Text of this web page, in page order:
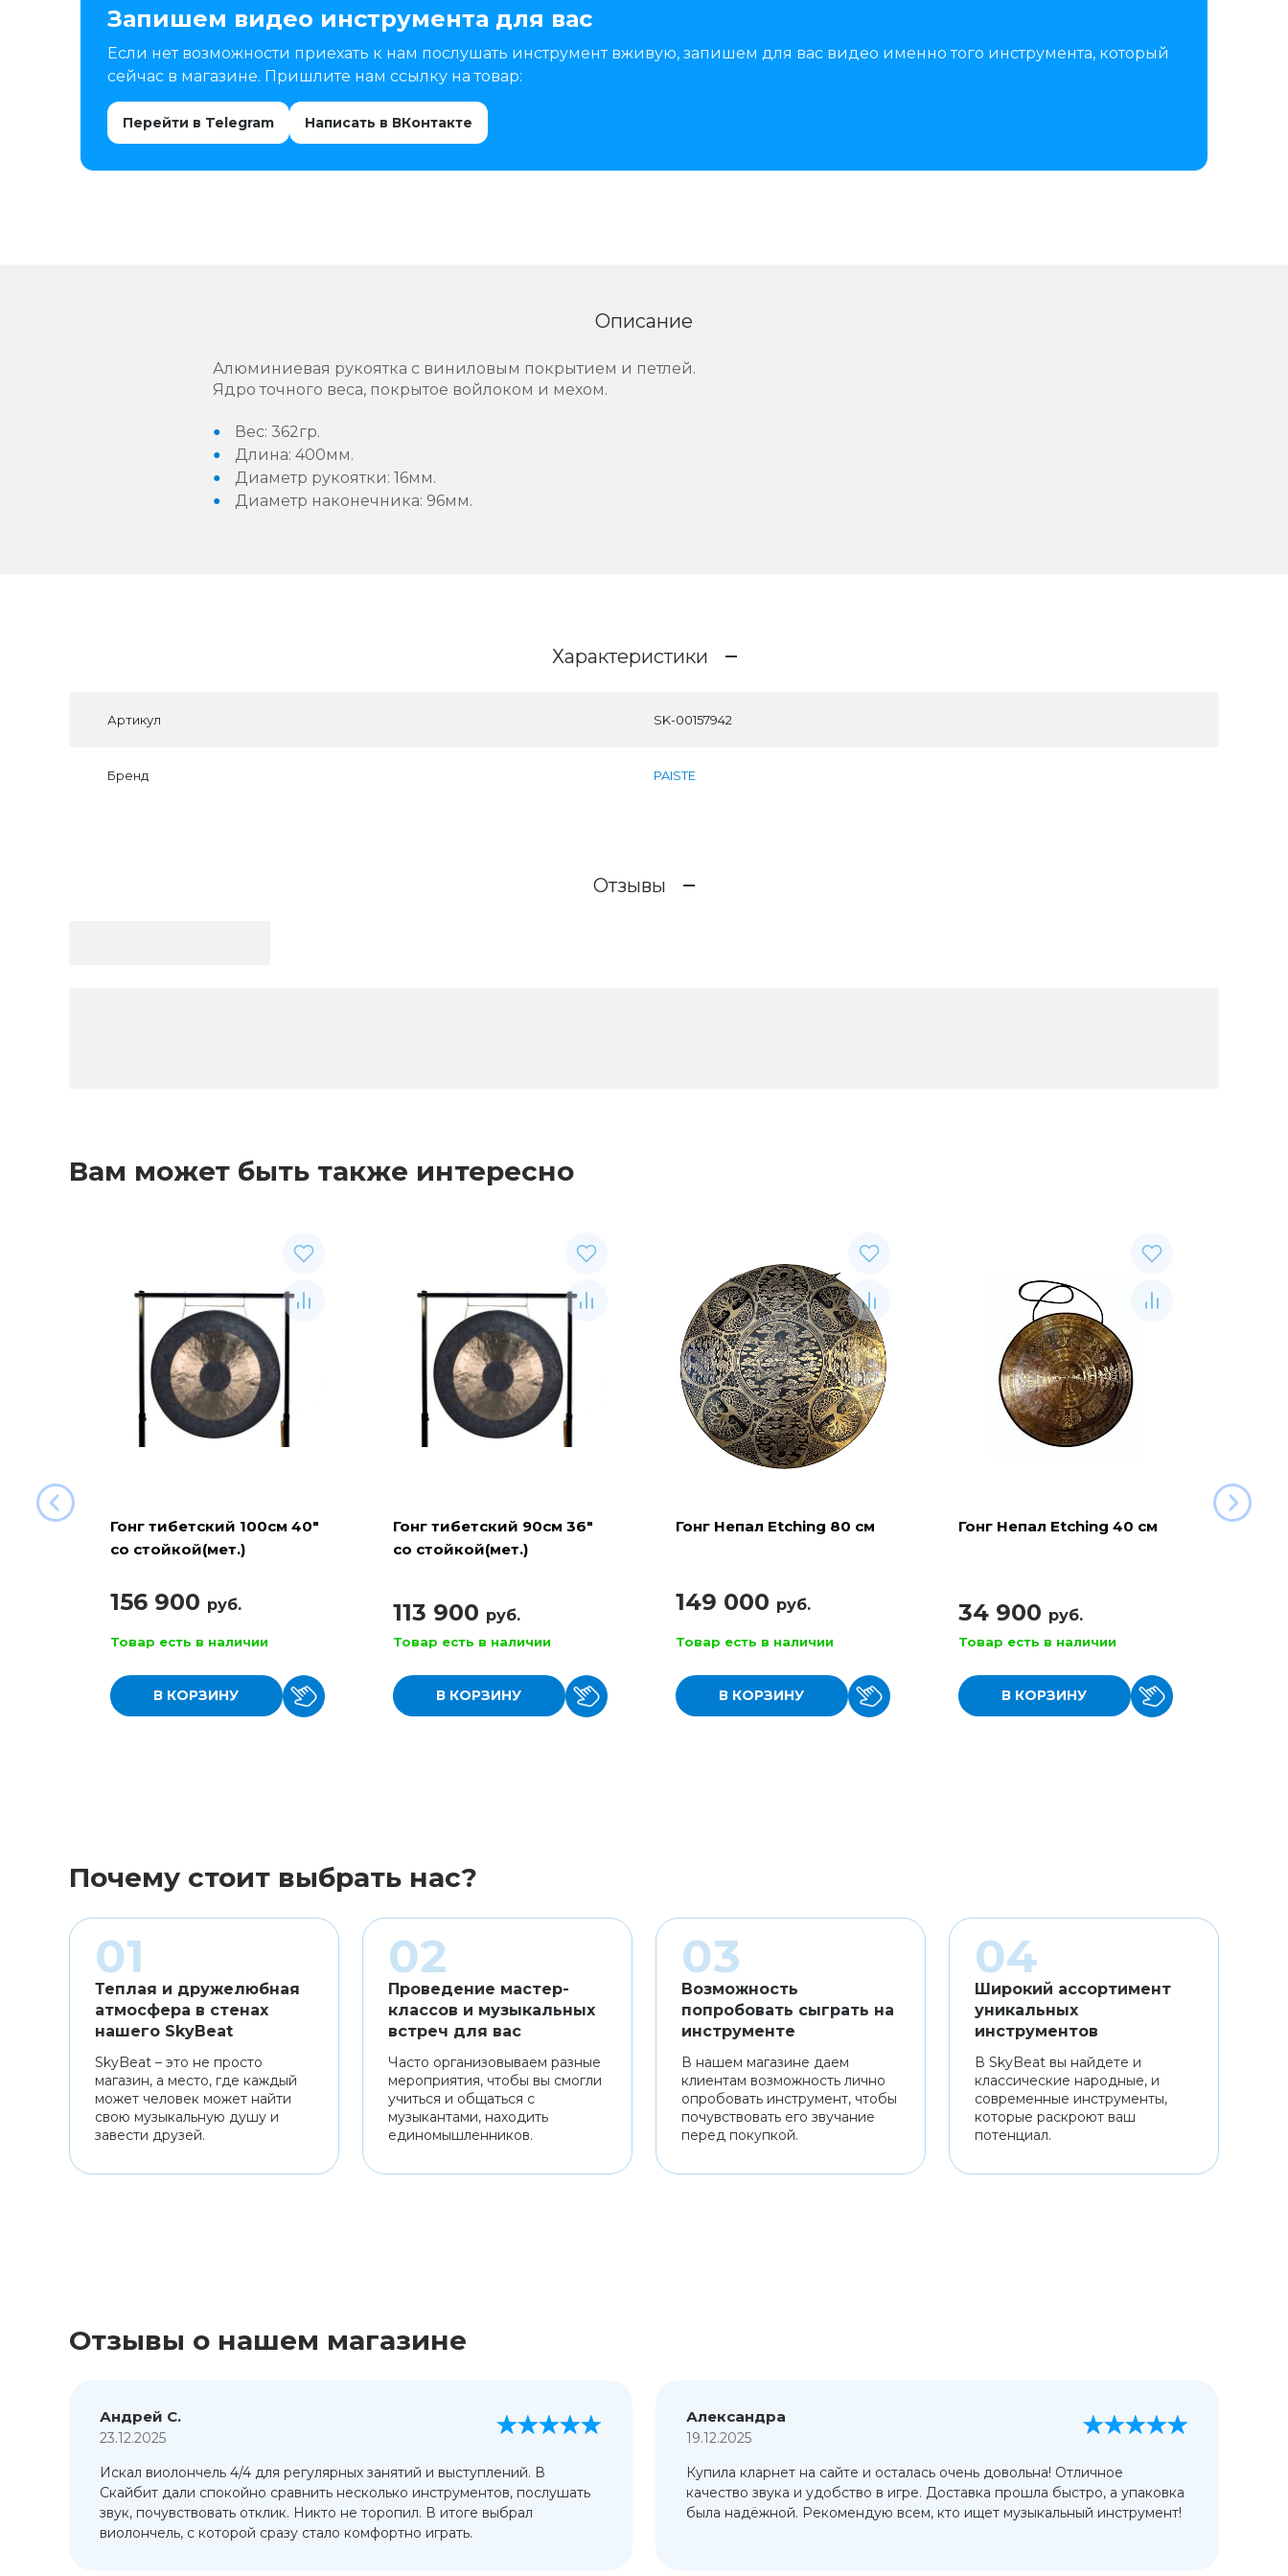
Запишем видео инструмента для вас
Если нет возможности приехать к нам послушать инструмент вживую, запишем для вас видео именно того инструмента, который
сейчас в магазине. Пришлите нам ссылку на товар:
Перейти в Telegram Написать в ВКонтакте
Описание
Алюминиевая рукоятка с виниловым покрытием и петлей.
Ядро точного веса, покрытое войлоком и мехом.
Вес: 362гр.
Длина: 400мм.
Диаметр рукоятки: 16мм.
Диаметр наконечника: 96мм.
Характеристики
Артикул SK-00157942
Бренд PAISTE
Отзывы
Вам может быть также интересно
Гонг тибетский 100см 40"
со стойкой(мет.)
156 900 руб.
Товар есть в наличии
В КОРЗИНУ
Гонг тибетский 90см 36"
со стойкой(мет.)
113 900 руб.
Товар есть в наличии
В КОРЗИНУ
Гонг Непал Etching 80 см
149 000 руб.
Товар есть в наличии
В КОРЗИНУ
Гонг Непал Etching 40 см
34 900 руб.
Товар есть в наличии
В КОРЗИНУ
Гонг
Почему стоит выбрать нас?
Теплая и дружелюбная
атмосфера в стенах
нашего SkyBeat
SkyBeat – это не просто
магазин, а место, где каждый
может человек может найти
свою музыкальную душу и
завести друзей.
Проведение мастер-
классов и музыкальных
встреч для вас
Часто организовываем разные
мероприятия, чтобы вы смогли
учиться и общаться с
музыкантами, находить
единомышленников.
Возможность
попробовать сыграть на
инструменте
В нашем магазине даем
клиентам возможность лично
опробовать инструмент, чтобы
почувствовать его звучание
перед покупкой.
Широкий ассортимент
уникальных
инструментов
В SkyBeat вы найдете и
классические народные, и
современные инструменты,
которые раскроют ваш
потенциал.
Отзывы о нашем магазине
Андрей С.
23.12.2025
Искал виолончель 4/4 для регулярных занятий и выступлений. В
Скайбит дали спокойно сравнить несколько инструментов, послушать
звук, почувствовать отклик. Никто не торопил. В итоге выбрал
виолончель, с которой сразу стало комфортно играть.
Александра
19.12.2025
Купила кларнет на сайте и осталась очень довольна! Отличное
качество звука и удобство в игре. Доставка прошла быстро, а упаковка
была надёжной. Рекомендую всем, кто ищет музыкальный инструмент!